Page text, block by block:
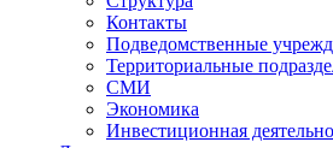
Контакты
Подведомственные
Территориальные
СМИ
Экономика
Инвестиционная